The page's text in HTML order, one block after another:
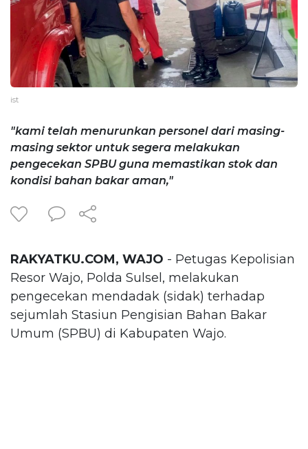
ist
"kami telah menurunkan personel dari masing-
masing sektor untuk segera melakukan
pengecekan SPBU guna memastikan stok dan
kondisi bahan bakar aman,"
RAKYATKU.COM, WAJO - Petugas Kepolisian
Resor Wajo, Polda Sulsel, melakukan
pengecekan mendadak (sidak) terhadap
sejumlah Stasiun Pengisian Bahan Bakar
Umum (SPBU) di Kabupaten Wajo.